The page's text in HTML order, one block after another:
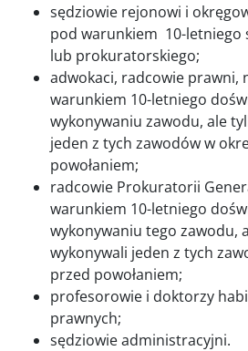
sędziowie rejonowi i
pod warunkiem 10-letniego
lub prokuratorskiego;
adwokaci, radcowie prawni,
warunkiem 10-letniego
wykonywaniu zawodu, ale
jeden z tych zawodów w
powołaniem;
radcowie Prokuratorii
warunkiem 10-letniego
wykonywaniu tego zawodu,
wykonywali jeden z tych
przed powołaniem;
profesorowie i doktorzy
prawnych;
sędziowie administracyjni.